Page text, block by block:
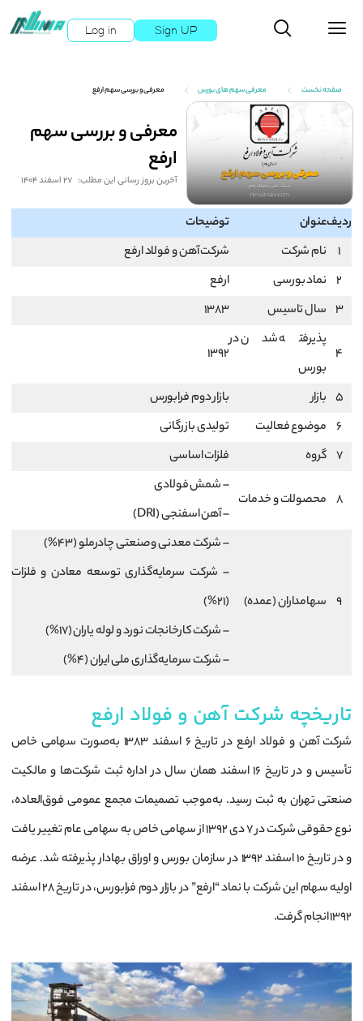
Log in Sign UP
صفحه نخست معرفی سهم های بورس معرفی و بررسی سهم ارفع
معرفی و بررسی سهم
ارفع
آخرین بروز رسانی این مطلب: 27 اسفند 1404
ردیفعنوان
توضیحات
1
نام شرکت
شرکت آهن و فولاد ارفع
2 نماد بورسی
ارفع
3 سال تاسیس 1383
4
پذیرفته شدن در
بورس
1392
5 بازار
بازار دوم فرابورس
6 موضوع فعالیت
تولیدی بازرگانی
7 گروه فلزات اساسی
8 محصولات و خدمات
– شمش فولادی
– آهن اسفنجی (DRI)
9 سهامداران (عمده)
– شرکت معدنی و صنعتی چادرملو (43%)
– شرکت سرمایه‌گذاری توسعه معادن و فلزات
(21%)
– شرکت کارخانجات نورد و لوله یاران (17%)
– شرکت سرمایه‌گذاری ملی ایران (4%)
تاریخچه شرکت آهن و فولاد ارفع
شرکت آهن و فولاد ارفع در تاریخ ۶ اسفند ۱۳۸۳ به‌صورت سهامی خاص
تأسیس و در تاریخ ۱۶ اسفند همان سال در اداره ثبت شرکت‌ها و مالکیت
صنعتی تهران به ثبت رسید. به‌موجب تصمیمات مجمع عمومی فوق‌العاده،
نوع حقوقی شرکت در ۷ دی ۱۳۹۲ از سهامی خاص به سهامی عام تغییر یافت
و در تاریخ ۱۰ اسفند ۱۳۹۲ در سازمان بورس و اوراق بهادار پذیرفته شد. عرضه
اولیه سهام این شرکت با نماد “ارفع” در بازار دوم فرابورس، در تاریخ ۲۸ اسفند
۱۳۹۲ انجام گرفت.